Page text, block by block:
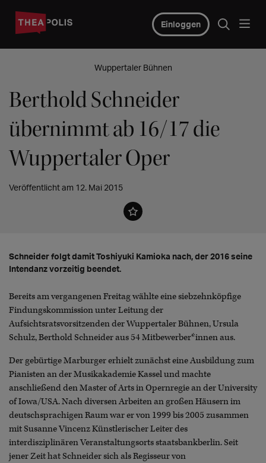
Einloggen
Wuppertaler Bühnen
Berthold Schneider
übernimmt ab 16/17 die
Wuppertaler Oper
Veröffentlicht am 12. Mai 2015
Schneider folgt damit Toshiyuki Kamioka nach, der 2016 seine
Intendanz vorzeitig beendet.
Bereits am vergangenen Freitag wählte eine siebzehnköpfige
Findungskommission unter Leitung der
Aufsichtsratsvorsitzenden der Wuppertaler Bühnen, Ursula
Schulz, Berthold Schneider aus 54 Mitbewerber*innen aus.
Der gebürtige Marburger erhielt zunächst eine Ausbildung zum
Pianisten an der Musikakademie Kassel und machte
anschließend den Master of Arts in Opernregie an der University
of Iowa/USA. Nach diversen Arbeiten an großen Häusern im
deutschsprachigen Raum war er von 1999 bis 2005 zusammen
mit Susanne Vincenz Künstlerischer Leiter des
interdisziplinären Veranstaltungsorts staatsbankberlin. Seit
jener Zeit hat Schneider sich als Regisseur von